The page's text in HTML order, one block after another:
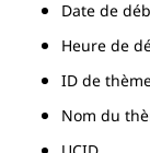
Date de
Heure de
ID de
Nom du